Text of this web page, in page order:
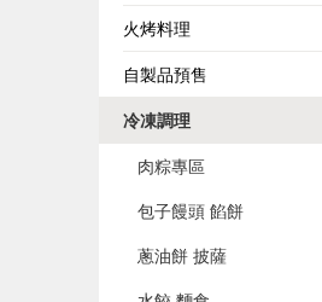
火烤料理
自製品預售
冷凍調理
肉粽專區
包子饅頭 餡餅
蔥油餅 披薩